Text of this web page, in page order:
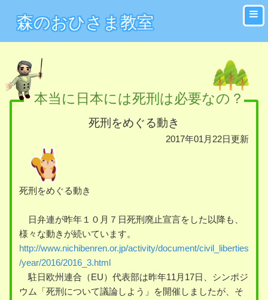
森のおひさま教室
本当に日本には死刑は必要なの？
死刑をめぐる動き
2017年01月22日更新
死刑をめぐる動き
日弁連が昨年１０月７日死刑廃止宣言をした以降も、
様々な動きが続いています。
http://www.nichibenren.or.jp/activity/document/civil_liberties
/year/2016/2016_3.html
駐日欧州連合（EU）代表部は昨年11月17日、シンポジ
ウム「死刑について議論しよう」を開催しましたが、そ